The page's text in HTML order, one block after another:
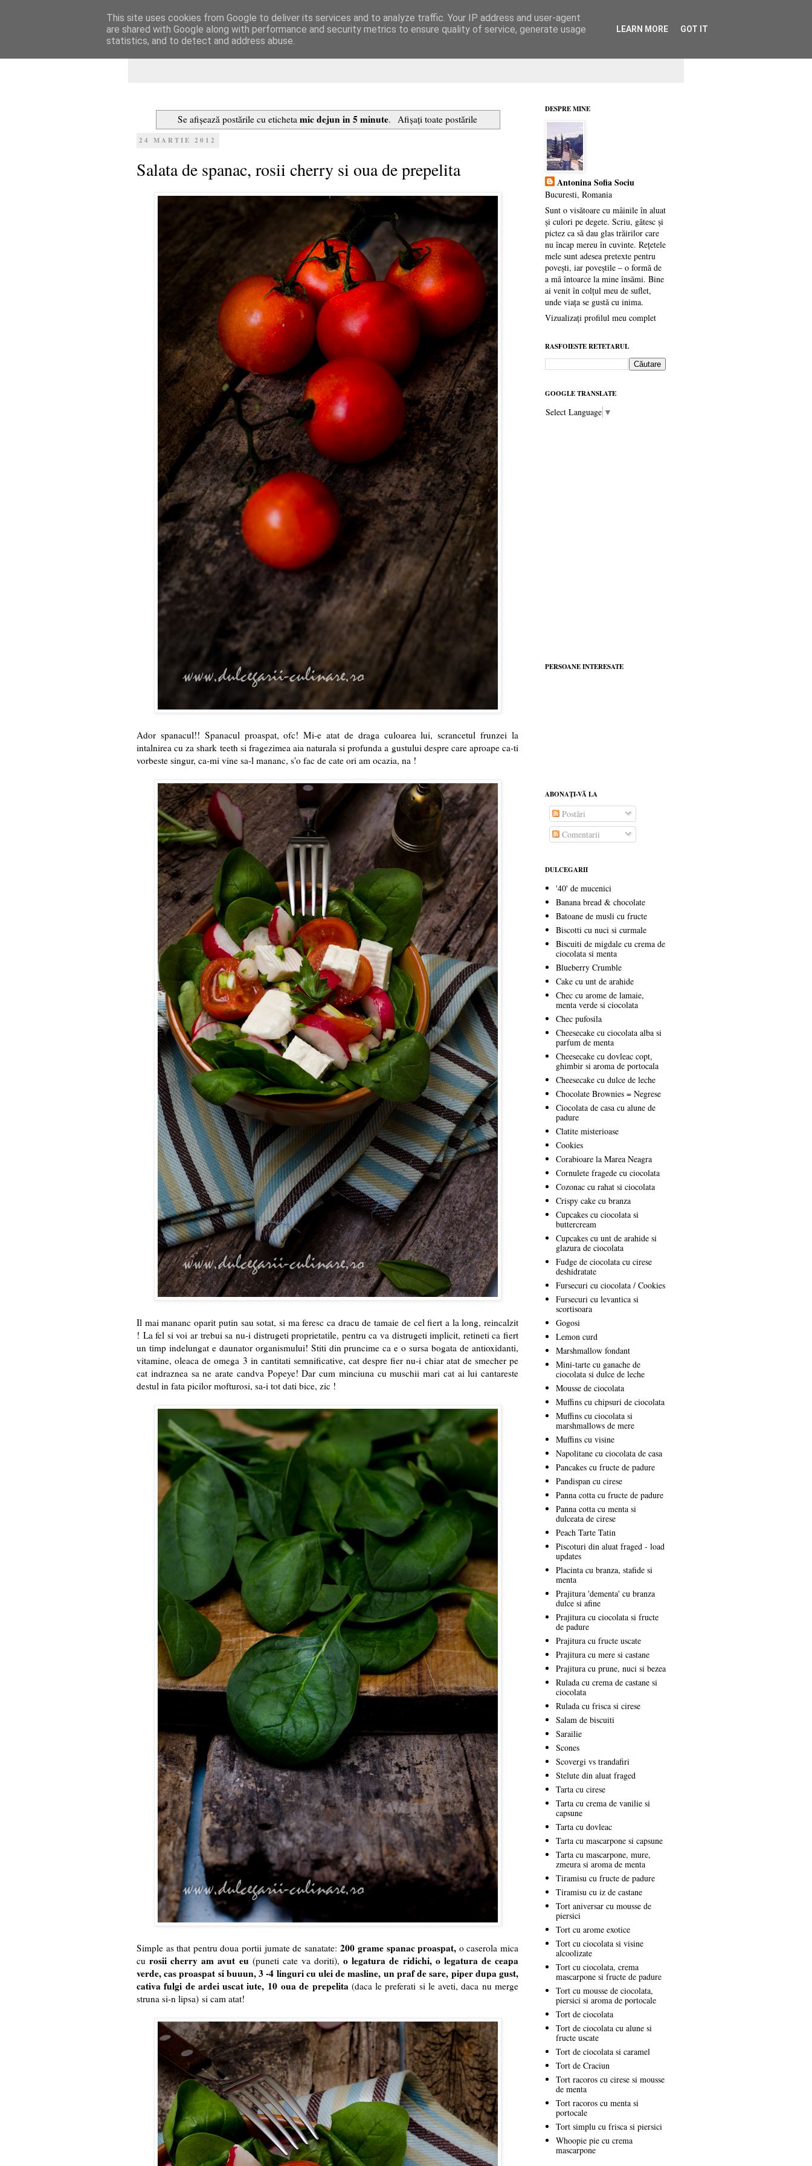
Dulcegarii culinare
Se afișează postările cu etichetamic dejun in 5 minute. Afișați toate postările
24 MARTIE 2012
Salata de spanac, rosii cherry si oua de prepelita
Ador spanacul!! Spanacul proaspat, ofc! Mi-e atat de draga culoarea lui, scrancetul frunzei la
intalnirea cu za shark teeth si fragezimea aia naturala si profunda a gustului despre care aproape ca-ti
vorbeste singur, ca-mi vine sa-l mananc, s'o fac de cate ori am ocazia, na !
Il mai mananc oparit putin sau sotat, si ma feresc ca dracu de tamaie de cel fiert a la long, reincalzit
! La fel si voi ar trebui sa nu-i distrugeti proprietatile, pentru ca va distrugeti implicit, retineti ca fiert
un timp indelungat e daunator organismului! Stiti din pruncime ca e o sursa bogata de antioxidanti,
vitamine, oleaca de omega 3 in cantitati semnificative, cat despre fier nu-i chiar atat de smecher pe
cat indraznea sa ne arate candva Popeye! Dar cum minciuna cu muschii mari cat ai lui cantareste
destul in fata picilor mofturosi, sa-i tot dati bice, zic !
Simple as that pentru doua portii jumate de sanatate:200 grame spanac proaspat, o caserola mica
curosii cherry am avut eu (puneti cate va doriti), o legatura de ridichi, o legatura de ceapa
verde, cas proaspat si buuun, 3 -4 linguri cu ulei de masline, un praf de sare, piper dupa gust,
cativa fulgi de ardei uscat iute, 10 oua de prepelita (daca le preferati si le aveti, daca nu merge
struna si-n lipsa) si cam atat!
DESPRE MINE
Antonina Sofia Sociu
Bucuresti, Romania
Sunt o visătoare cu mâinile în aluat
și culori pe degete. Scriu, gătesc și
pictez ca să dau glas trăirilor care
nu încap mereu în cuvinte. Rețetele
mele sunt adesea pretexte pentru
povești, iar poveștile – o formă de
a mă întoarce la mine însămi. Bine
ai venit în colțul meu de suflet,
unde viața se gustă cu inima.
Vizualizați profilul meu complet
RASFOIESTE RETETARUL
GOOGLE TRANSLATE
Select Language ▼
PERSOANE INTERESATE
ABONAŢI-VĂ LA
Postări
Comentarii
DULCEGARII
'40' de mucenici
Banana bread & chocolate
Batoane de musli cu fructe
Biscotti cu nuci si curmale
Biscuiti de migdale cu crema de
ciocolata si menta
Blueberry Crumble
Cake cu unt de arahide
Chec cu arome de lamaie,
menta verde si ciocolata
Chec pufosila
Cheesecake cu ciocolata alba si
parfum de menta
Cheesecake cu dovleac copt,
ghimbir si aroma de portocala
Cheesecake cu dulce de leche
Chocolate Brownies = Negrese
Ciocolata de casa cu alune de
padure
Clatite misterioase
Cookies
Corabioare la Marea Neagra
Cornulete fragede cu ciocolata
Cozonac cu rahat si ciocolata
Crispy cake cu branza
Cupcakes cu ciocolata si
buttercream
Cupcakes cu unt de arahide si
glazura de ciocolata
Fudge de ciocolata cu cirese
deshidratate
Fursecuri cu ciocolata / Cookies
Fursecuri cu levantica si
scortisoara
Gogosi
Lemon curd
Marshmallow fondant
Mini-tarte cu ganache de
ciocolata si dulce de leche
Mousse de ciocolata
Muffins cu chipsuri de ciocolata
Muffins cu ciocolata si
marshmallows de mere
Muffins cu visine
Napolitane cu ciocolata de casa
Pancakes cu fructe de padure
Pandispan cu cirese
Panna cotta cu fructe de padure
Panna cotta cu menta si
dulceata de cirese
Peach Tarte Tatin
Piscoturi din aluat fraged - load
updates
Placinta cu branza, stafide si
menta
Prajitura 'dementa' cu branza
dulce si afine
Prajitura cu ciocolata si fructe
de padure
Prajitura cu fructe uscate
Prajitura cu mere si castane
Prajitura cu prune, nuci si bezea
Rulada cu crema de castane si
ciocolata
Rulada cu frisca si cirese
Salam de biscuiti
Sarailie
Scones
Scovergi vs trandafiri
Stelute din aluat fraged
Tarta cu cirese
Tarta cu crema de vanilie si
capsune
Tarta cu dovleac
Tarta cu mascarpone si capsune
Tarta cu mascarpone, mure,
zmeura si aroma de menta
Tiramisu cu fructe de padure
Tiramisu cu iz de castane
Tort aniversar cu mousse de
piersici
Tort cu arome exotice
Tort cu ciocolata si visine
alcoolizate
Tort cu ciocolata, crema
mascarpone si fructe de padure
Tort cu mousse de ciocolata,
piersici si aroma de portocale
Tort de ciocolata
Tort de ciocolata cu alune si
fructe uscate
Tort de ciocolata si caramel
Tort de Craciun
Tort racoros cu cirese si mousse
de menta
Tort racoros cu menta si
portocale
Tort simplu cu frisca si piersici
Whoopie pie cu crema
mascarpone
This site uses cookies from Google to deliver its services and to analyze traffic. Your IP address and user-agent
are shared with Google along with performance and security metrics to ensure quality of service, generate usage
statistics, and to detect and address abuse.
LEARN MORE GOT IT